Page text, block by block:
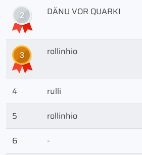
2 DÄNU VOR QUARKI
3 rollinhio
4 rulli
5
rollinhio
6
-